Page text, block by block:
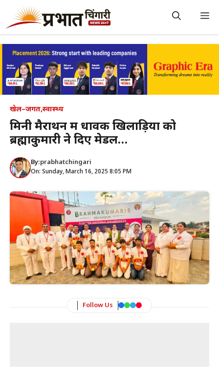
content
खेल–जगत,स्वास्थ्य
मिनी मैराथन में धावक खिलाड़ियों को
ब्रह्माकुमारी ने दिए मेडल…
By:prabhatchingari
On: Sunday, March 16, 2025 8:05 PM
Follow Us